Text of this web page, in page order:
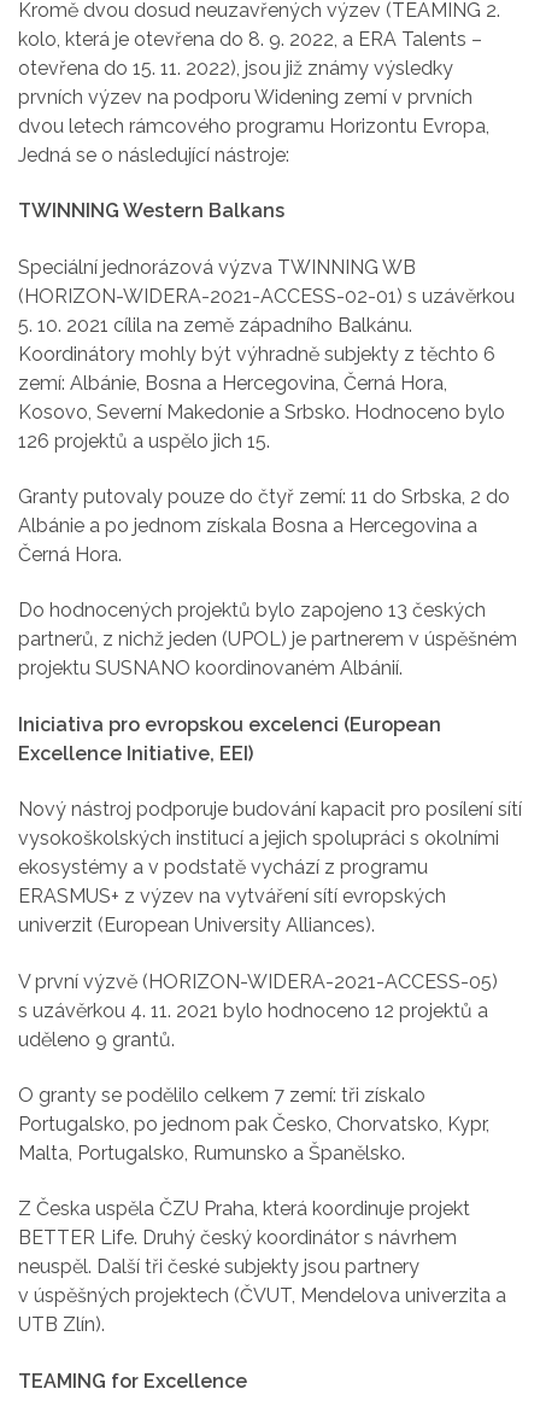
Kromě dvou dosud neuzavřených výzev (TEAMING 2.
kolo, která je otevřena do 8. 9. 2022, a ERA Talents –
otevřena do 15. 11. 2022), jsou již známy výsledky
prvních výzev na podporu Widening zemí v prvních
dvou letech rámcového programu Horizontu Evropa,
Jedná se o následující nástroje:
TWINNING Western Balkans
Speciální jednorázová výzva TWINNING WB
(HORIZON-WIDERA-2021-ACCESS-02-01) s uzávěrkou
5. 10. 2021 cílila na země západního Balkánu.
Koordinátory mohly být výhradně subjekty z těchto 6
zemí: Albánie, Bosna a Hercegovina, Černá Hora,
Kosovo, Severní Makedonie a Srbsko. Hodnoceno bylo
126 projektů a uspělo jich 15.
Granty putovaly pouze do čtyř zemí: 11 do Srbska, 2 do
Albánie a po jednom získala Bosna a Hercegovina a
Černá Hora.
Do hodnocených projektů bylo zapojeno 13 českých
partnerů, z nichž jeden (UPOL) je partnerem v úspěšném
projektu SUSNANO koordinovaném Albánií.
Iniciativa pro evropskou excelenci (European
Excellence Initiative, EEI)
Nový nástroj podporuje budování kapacit pro posílení sítí
vysokoškolských institucí a jejich spolupráci s okolními
ekosystémy a v podstatě vychází z programu
ERASMUS+ z výzev na vytváření sítí evropských
univerzit (European University Alliances).
V první výzvě (HORIZON-WIDERA-2021-ACCESS-05)
s uzávěrkou 4. 11. 2021 bylo hodnoceno 12 projektů a
uděleno 9 grantů.
O granty se podělilo celkem 7 zemí: tři získalo
Portugalsko, po jednom pak Česko, Chorvatsko, Kypr,
Malta, Portugalsko, Rumunsko a Španělsko.
Z Česka uspěla ČZU Praha, která koordinuje projekt
BETTER Life. Druhý český koordinátor s návrhem
neuspěl. Další tři české subjekty jsou partnery
v úspěšných projektech (ČVUT, Mendelova univerzita a
UTB Zlín).
TEAMING for Excellence